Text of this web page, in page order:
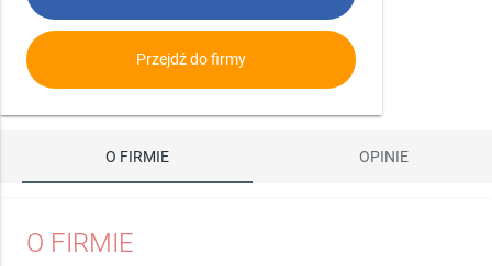
Przejdź do firmy
O FIRMIE OPINIE
O FIRMIE